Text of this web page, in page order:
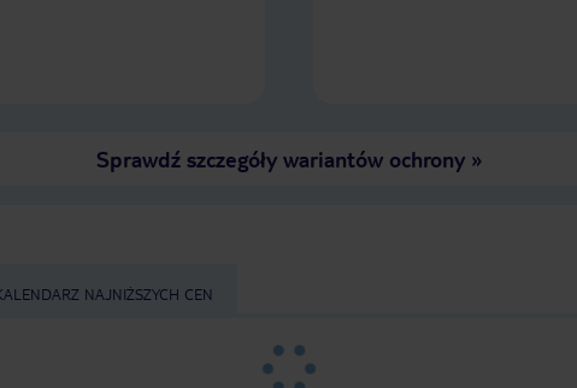
Sprawdź szczegóły wariantów ochrony»
NAJNIŻSZYCH CEN